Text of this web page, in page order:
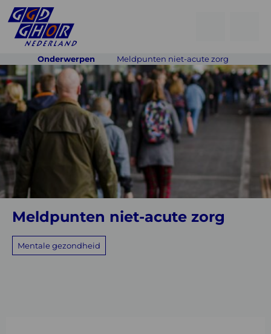
searchpage
Onderwerpen Meldpunten niet-acute zorg
Meldpunten
niet-
acute
zorg
Meldpunten niet-acute zorg
Mentale gezondheid